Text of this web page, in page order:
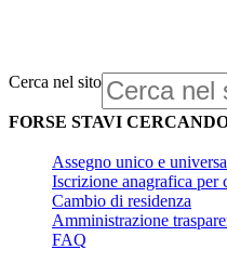
Cerca nel sito
FORSE STAVI
Assegno unico e
Iscrizione anagrafica per
Cambio di residenza
Amministrazione
FAQ